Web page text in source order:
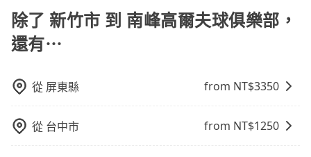
使用時還是有其區域的限制，實際可停靠的地點與你的
上下車地點仍有段距離，在遇到下雨天或者載行李時，
就顯得非常不便。
車，不趕時間即可選用大眾運輸。 便利性：需要便利性
和方便性可選包車和計程車，喜歡探險和體驗當地文化
則可搭乘大眾運輸。
定。至於價格已經市場最優惠，並無特別針對來回車趟
做額外折扣，但如果手上有優惠代碼，歡迎直接使用，
不限單程或來回。
除了 新竹市 到 南峰高爾夫球俱樂部，
還有⋯
從 屏東縣 from NT$3350
從 台中市 from NT$1250